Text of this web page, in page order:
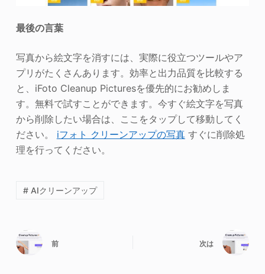
最後の言葉
写真から絵文字を消すには、実際に役立つツールやア
プリがたくさんあります。効率と出力品質を比較する
と、iFoto Cleanup Picturesを優先的にお勧めしま
す。無料で試すことができます。今すぐ絵文字を写真
から削除したい場合は、ここをタップして移動してく
ださい。 iフォト クリーンアップの写真すぐに削除処
理を行ってください。
# AIクリーンアップ
前 次は